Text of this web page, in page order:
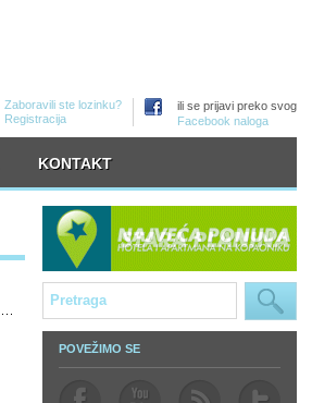
Zaboravili ste lozinku?
Registracija
ili se prijavi preko svog
Facebook naloga
KONTAKT
POVEŽIMO SE